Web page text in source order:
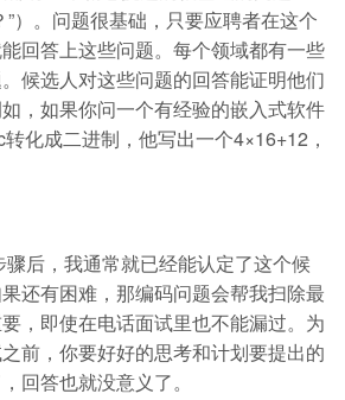
”）。问题很基础，只要应聘者在这个
回答上这些问题。每个领域都有一些
候选人对这些问题的回答能证明他们
，如果你问一个有经验的嵌入式软件
化成二进制，他写出一个4×16+12，
后，我通常就已经能认定了这个候
还有困难，那编码问题会帮我扫除最
，即使在电话面试里也不能漏过。为
前，你要好好的思考和计划要提出的
回答也就没意义了。